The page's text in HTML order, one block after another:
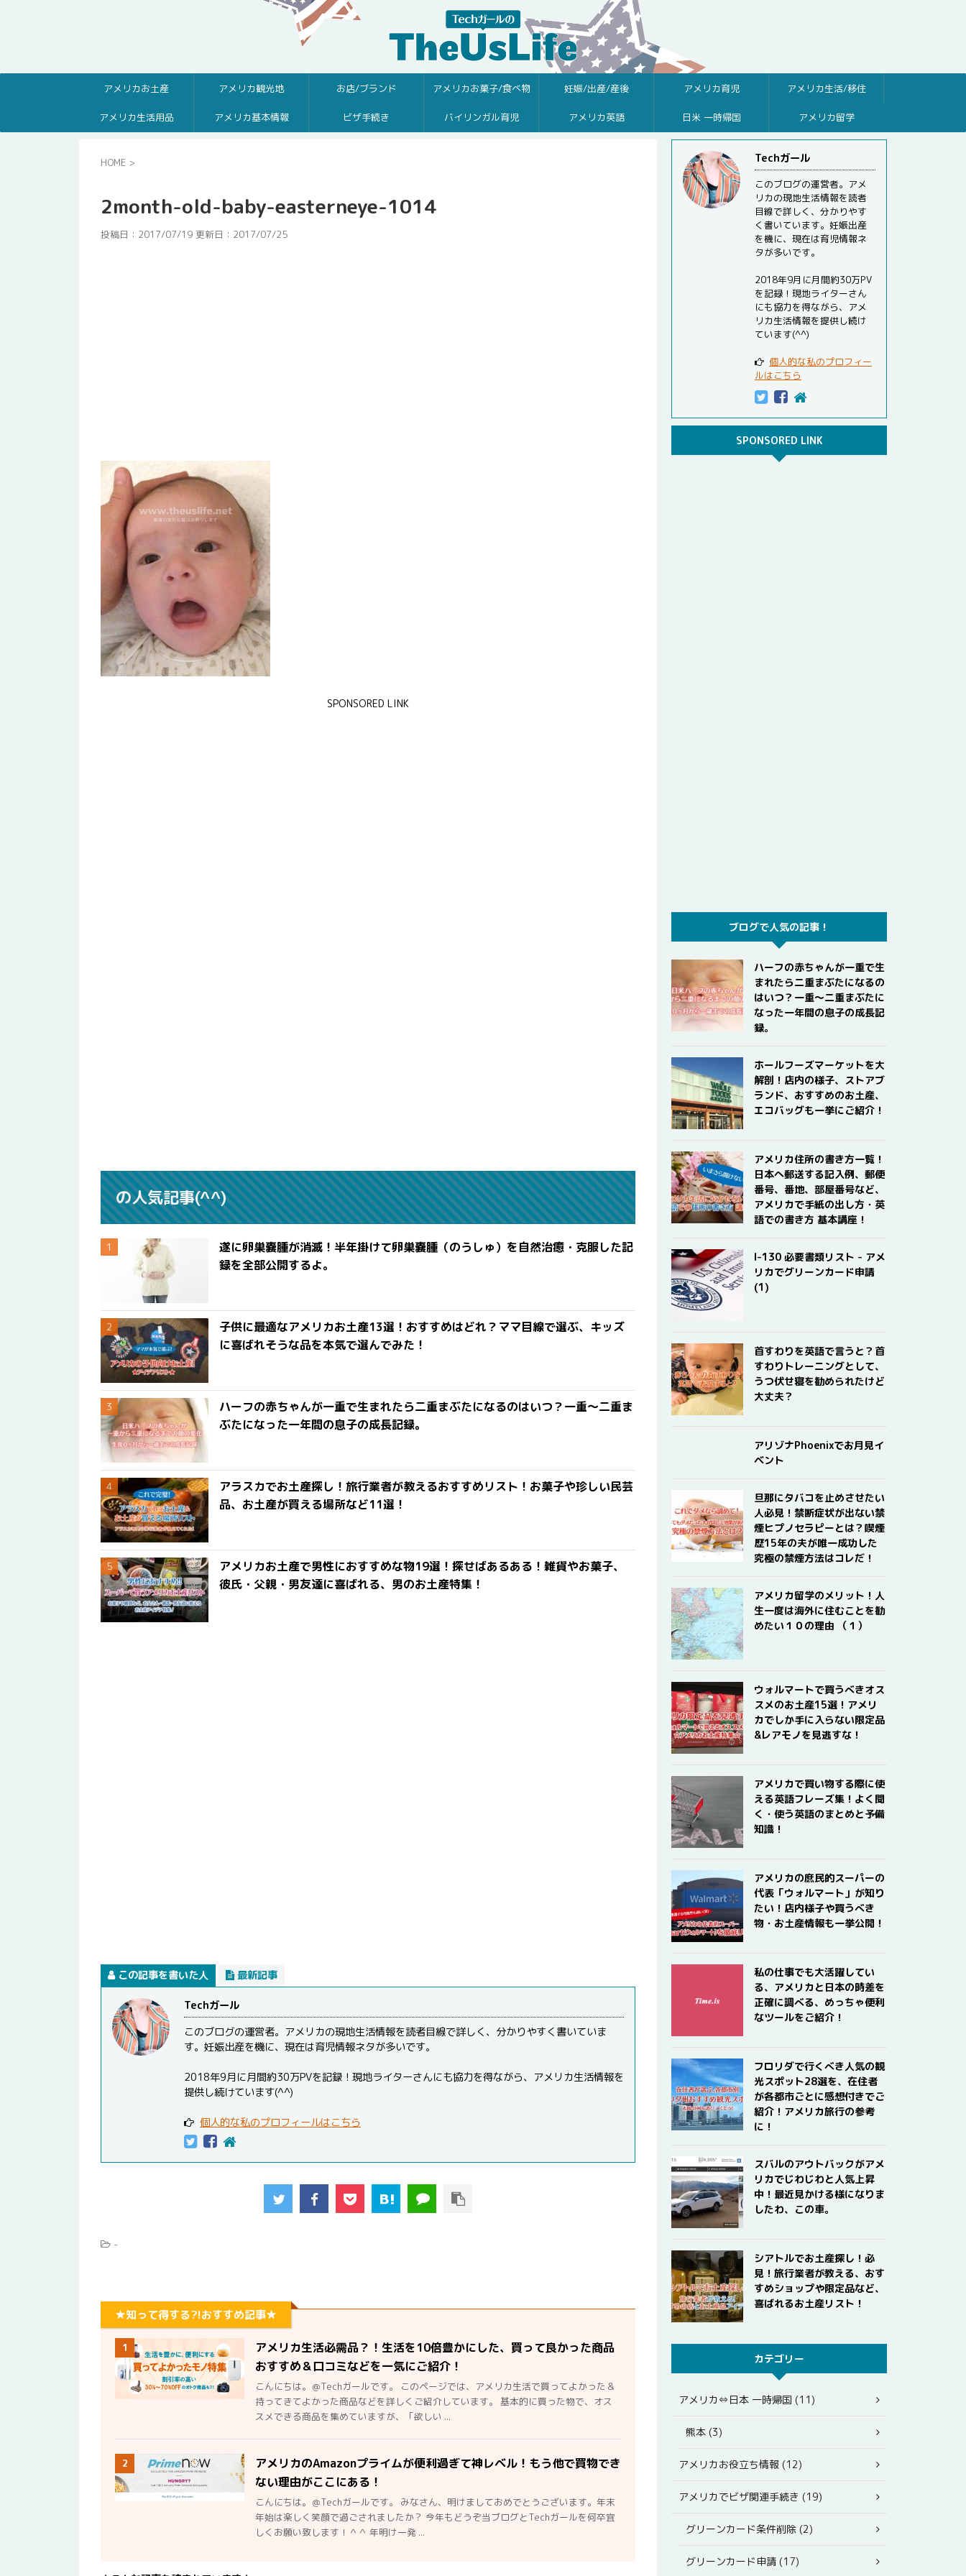
アメリカお土産 アメリカ観光地 お店/ブランド アメリカお菓子/食べ物 妊娠/出産/産後 アメリカ育児 アメリカ生活/移住
アメリカ生活用品 アメリカ基本情報 ビザ手続き バイリンガル育児 アメリカ英語 日米 一時帰国 アメリカ留学
HOME >
2month-old-baby-easterneye-1014
投稿日：2017/07/19 更新日： 2017/07/25
SPONSORED LINK
の人気記事(^^)
遂に卵巣嚢腫が消滅！半年掛けて卵巣嚢腫（のうしゅ）を自然治癒・克服した記
録を全部公開するよ。
子供に最適なアメリカお土産13選！おすすめはどれ？ママ目線で選ぶ、キッズ
に喜ばれそうな品を本気で選んでみた！
ハーフの赤ちゃんが一重で生まれたら二重まぶたになるのはいつ？一重〜二重ま
ぶたになった一年間の息子の成長記録。
アラスカでお土産探し！旅行業者が教えるおすすめリスト！お菓子や珍しい民芸
品、お土産が買える場所など11選！
アメリカお土産で男性におすすめな物19選！探せばあるある！雑貨やお菓子、
彼氏・父親・男友達に喜ばれる、男のお土産特集！
この記事を書いた人 最新記事
Techガール
このブログの運営者。アメリカの現地生活情報を読者目線で詳しく、分かりやすく書いていま
す。妊娠出産を機に、現在は育児情報ネタが多いです。
2018年9月に月間約30万PVを記録！現地ライターさんにも協力を得ながら、アメリカ生活情報を
提供し続けています(^^)
個人的な私のプロフィールはこちら
-
★知って得する?!おすすめ記事★
1
アメリカ生活必需品？！生活を10倍豊かにした、買って良かった商品
おすすめ＆口コミなどを一気にご紹介！
こんにちは。＠Techガールです。 このページでは、アメリカ生活で買ってよかった＆
持ってきてよかった商品などを詳しくご紹介しています。 基本的に買った物で、オス
スメできる商品を集めていますが、「欲しい ...
2
アメリカのAmazonプライムが便利過ぎて神レベル！もう他で買物でき
ない理由がここにある！
こんにちは。＠Techガールです。 みなさん、明けましておめでとうございます。年末
年始は楽しく笑顔で過ごされましたか？ 今年もどうぞ当ブログとTechガールを何卒宜
しくお願い致します！＾＾ 年明け一発 ...
Techガール
このブログの運営者。アメ
リカの現地生活情報を読者
目線で詳しく、分かりやす
く書いています。妊娠出産
を機に、現在は育児情報ネ
タが多いです。
2018年9月に月間約30万PV
を記録！現地ライターさん
にも協力を得ながら、アメ
リカ生活情報を提供し続け
ています(^^)
個人的な私のプロフィー
ルはこちら
SPONSORED LINK
ブログで人気の記事！
ハーフの赤ちゃんが一重で生
まれたら二重まぶたになるの
はいつ？一重〜二重まぶたに
なった一年間の息子の成長記
録。
ホールフーズマーケットを大
解剖！店内の様子、ストアブ
ランド、おすすめのお土産、
エコバッグも一挙にご紹介！
アメリカ住所の書き方一覧！
日本へ郵送する記入例、郵便
番号、番地、部屋番号など、
アメリカで手紙の出し方・英
語での書き方 基本講座！
I-130 必要書類リスト - アメ
リカでグリーンカード申請
(1)
首すわりを英語で言うと？首
すわりトレーニングとして、
うつ伏せ寝を勧められたけど
大丈夫？
アリゾナPhoenixでお月見イ
ベント
旦那にタバコを止めさせたい
人必見！禁断症状が出ない禁
煙ヒプノセラピーとは？喫煙
歴15年の夫が唯一成功した
究極の禁煙方法はコレだ！
アメリカ留学のメリット！人
生一度は海外に住むことを勧
めたい１０の理由 （１）
ウォルマートで買うべきオス
スメのお土産15選！アメリ
カでしか手に入らない限定品
&レアモノを見逃すな！
アメリカで買い物する際に使
える英語フレーズ集！よく聞
く・使う英語のまとめと予備
知識！
アメリカの庶民的スーパーの
代表「ウォルマート」が知り
たい！店内様子や買うべき
物・お土産情報も一挙公開！
私の仕事でも大活躍してい
る、アメリカと日本の時差を
正確に調べる、めっちゃ便利
なツールをご紹介！
フロリダで行くべき人気の観
光スポット28選を、在住者
が各都市ごとに感想付きでご
紹介！アメリカ旅行の参考
に！
スバルのアウトバックがアメ
リカでじわじわと人気上昇
中！最近見かける様になりま
したわ、この車。
シアトルでお土産探し！必
見！旅行業者が教える、おす
すめショップや限定品など、
喜ばれるお土産リスト！
カテゴリー
アメリカ⇔日本 一時帰国 (11)
熊本 (3)
アメリカお役立ち情報 (12)
アメリカでビザ関連手続き (19)
グリーンカード条件削除 (2)
グリーンカード申請 (17)